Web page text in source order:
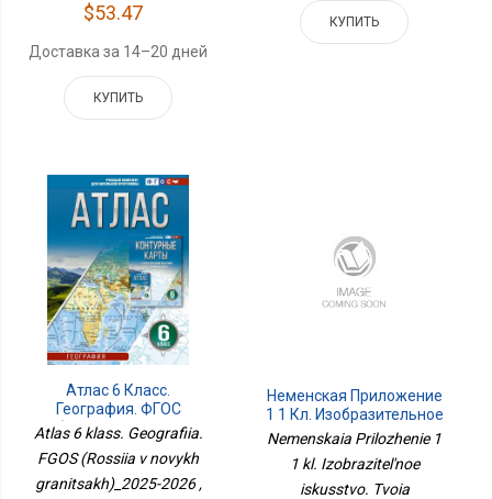
$53.47
Доставка за 14–20 дней
КУПИТЬ
КУПИТЬ
Атлас 6 Класс.
География. ФГОС
(Россия В Новых
Границах)_2025-2026
Atlas 6 klass. Geografiia.
FGOS (Rossiia v novykh
granitsakh)_2025-2026 ,
Неменская Приложение
1 1 Кл. Изобразительное
Искусство. Твоя
Тетрадь.
Nemenskaia Prilozhenie 1
1 kl. Izobrazitel'noe
iskusstvo. Tvoia